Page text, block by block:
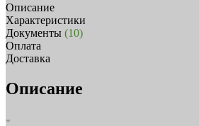
Описание
Характеристики
Документы (10)
Оплата
Доставка
Описание